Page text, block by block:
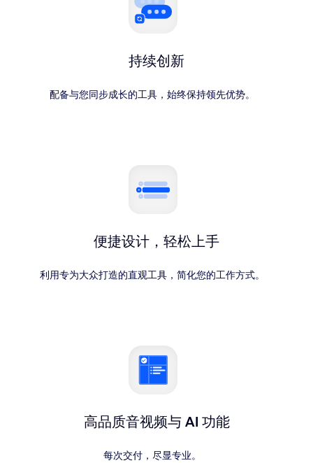
持续创新
配备与您同步成长的工具，始终保持领先优势。
便捷设计，轻松上手
利用专为大众打造的直观工具，简化您的工作方式。
高品质音视频与 AI 功能
每次交付，尽显专业。